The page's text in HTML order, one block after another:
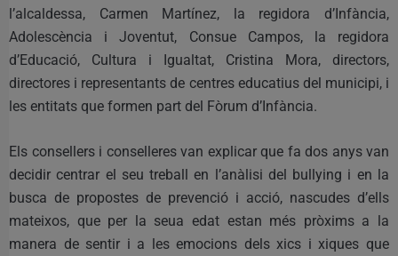
l’alcaldessa, Carmen Martínez, la regidora d’Infància,
Adolescència i Joventut, Consue Campos, la regidora
d’Educació, Cultura i Igualtat, Cristina Mora, directors,
directores i representants de centres educatius del municipi, i
les entitats que formen part del Fòrum d’Infància.
Els consellers i conselleres van explicar que fa dos anys van
decidir centrar el seu treball en l’anàlisi del bullying i en la
busca de propostes de prevenció i acció, nascudes d’ells
mateixos, que per la seua edat estan més pròxims a la
manera de sentir i a les emocions dels xics i xiques que